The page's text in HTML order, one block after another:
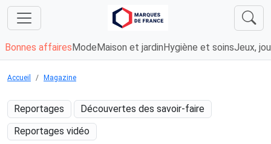
Bonnes affaires Mode Maison et jardin Hygiène et soinsJeux,
Accueil Magazine
Reportages
Découvertes des savoir-faire
Reportages vidéo